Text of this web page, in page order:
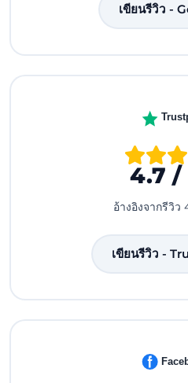
เขียนรีวิว -
4.7 /
อ้างอิงจากรีวิว
เขียนรีวิว -